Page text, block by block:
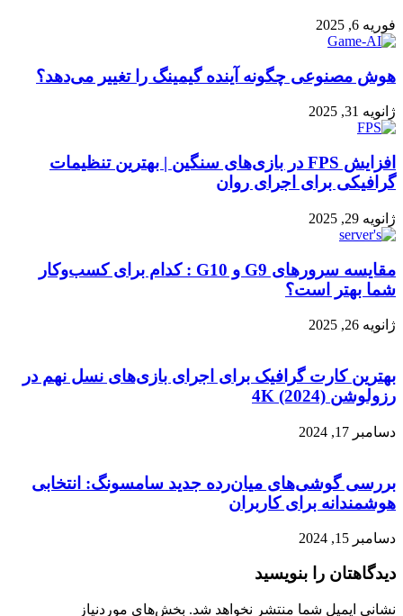
فوریه 6, 2025
هوش مصنوعی چگونه آینده گیمینگ را تغییر می‌دهد؟
ژانویه 31, 2025
افزایش FPS در بازی‌های سنگین | بهترین تنظیمات
گرافیکی برای اجرای روان
ژانویه 29, 2025
مقایسه سرورهای G9 و G10 : کدام برای کسب‌وکار
شما بهتر است؟
ژانویه 26, 2025
بهترین کارت گرافیک برای اجرای بازی‌های نسل نهم در
رزولوشن 4K (2024)
دسامبر 17, 2024
بررسی گوشی‌های میان‌رده جدید سامسونگ: انتخابی
هوشمندانه برای کاربران
دسامبر 15, 2024
دیدگاهتان را بنویسید
نشانی ایمیل شما منتشر نخواهد شد. بخش‌های موردنیاز